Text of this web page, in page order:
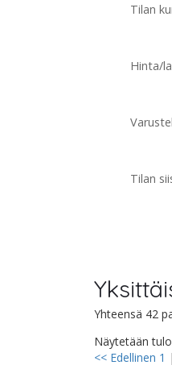
Tilan
Hinta/
Tilan
Yhteensä 42
Näytetään
<< Edellinen 1 |